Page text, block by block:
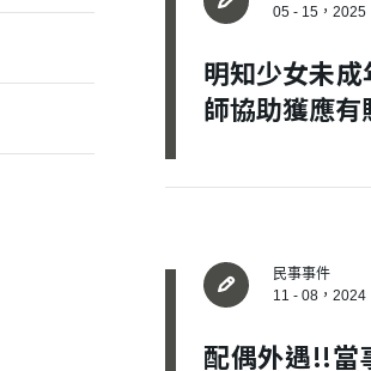
05 - 15，2025
明知少女未
師協助獲應有
民事事件
11 - 08，2024
配偶外遇!!當